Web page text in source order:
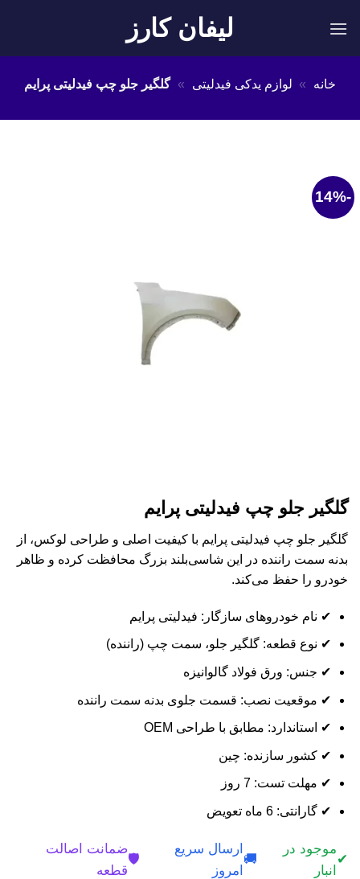
لیفان کارز
خانه » لوازم یدکی فیدلیتی » گلگیر جلو چپ فیدلیتی پرایم
-14%
گلگیر جلو چپ فیدلیتی پرایم
گلگیر جلو چپ فیدلیتی پرایم با کیفیت اصلی و طراحی لوکس، از
بدنه سمت راننده در این شاسی‌بلند بزرگ محافظت کرده و ظاهر
خودرو را حفظ می‌کند.
✔ نام خودروهای سازگار: فیدلیتی پرایم
✔ نوع قطعه: گلگیر جلو، سمت چپ (راننده)
✔ جنس: ورق فولاد گالوانیزه
✔ موقعیت نصب: قسمت جلوی بدنه سمت راننده
✔ استاندارد: مطابق با طراحی OEM
✔ کشور سازنده: چین
✔ مهلت تست: 7 روز
✔ گارانتی: 6 ماه تعویض
✔
موجود در
انبار
🚚
ارسال سریع
امروز
🛡️
ضمانت اصالت
قطعه